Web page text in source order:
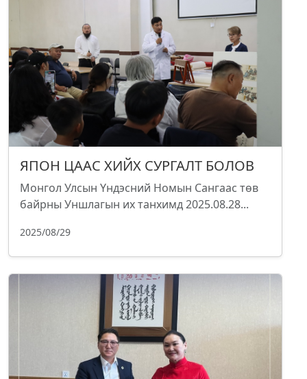
ЯПОН ЦААС ХИЙХ СУРГАЛТ БОЛОВ
Монгол Улсын Үндэсний Номын Сангаас төв
байрны Уншлагын их танхимд 2025.08.28...
2025/08/29